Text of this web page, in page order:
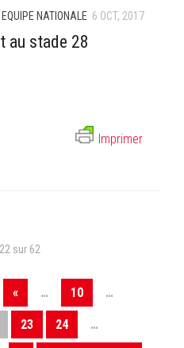
EQUIPE NATIONALE 6 OCT, 2017
au stade 28
Imprimer
sur 62
« … 10 …
23 24 …